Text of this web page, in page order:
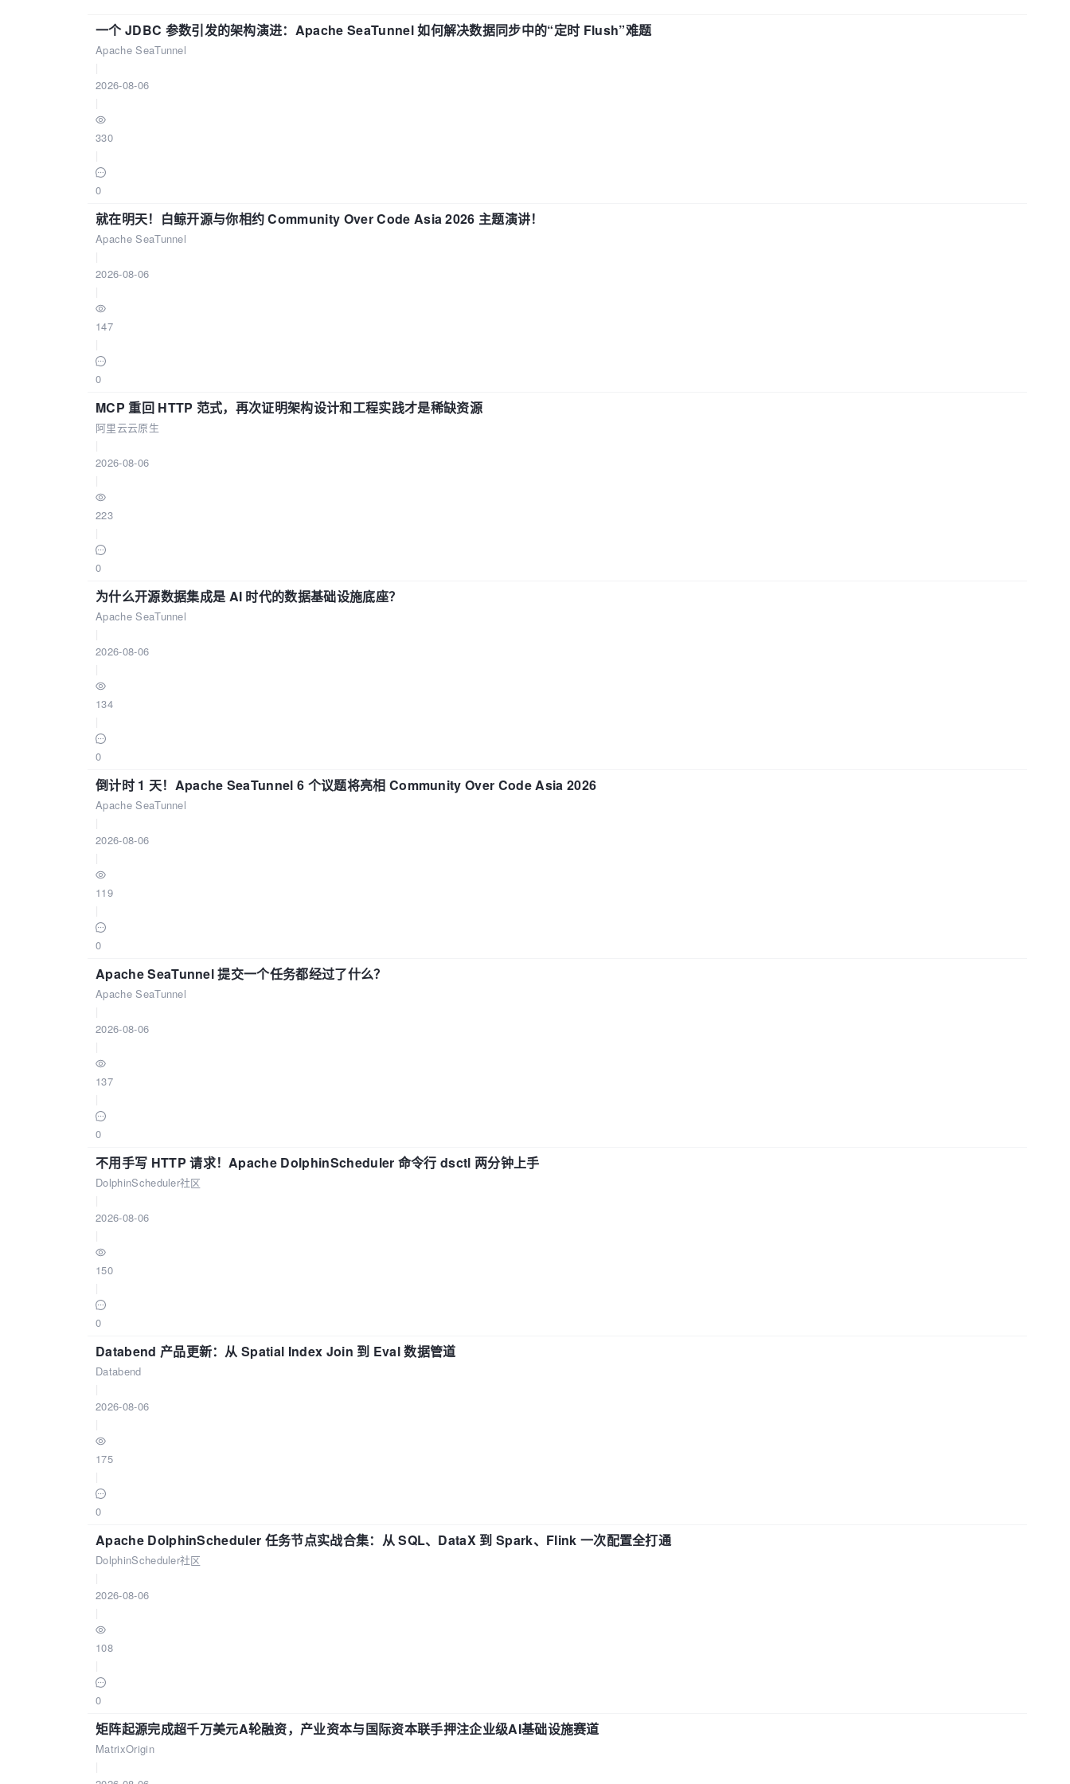
一个 JDBC 参数引发的架构演进：Apache SeaTunnel 如何解决数据同步中的“定时 Flush”难题
Apache SeaTunnel
2026-08-06
330
0
就在明天！白鲸开源与你相约 Community Over Code Asia 2026 主题演讲！
Apache SeaTunnel
2026-08-06
147
0
MCP 重回 HTTP 范式，再次证明架构设计和工程实践才是稀缺资源
阿里云云原生
2026-08-06
223
0
为什么开源数据集成是 AI 时代的数据基础设施底座？
Apache SeaTunnel
2026-08-06
134
0
倒计时 1 天！Apache SeaTunnel 6 个议题将亮相 Community Over Code Asia 2026
Apache SeaTunnel
2026-08-06
119
0
Apache SeaTunnel 提交一个任务都经过了什么？
Apache SeaTunnel
2026-08-06
137
0
不用手写 HTTP 请求！Apache DolphinScheduler 命令行 dsctl 两分钟上手
DolphinScheduler社区
2026-08-06
150
0
Databend 产品更新：从 Spatial Index Join 到 Eval 数据管道
Databend
2026-08-06
175
0
Apache DolphinScheduler 任务节点实战合集：从 SQL、DataX 到 Spark、Flink 一次配置全打通
DolphinScheduler社区
2026-08-06
108
0
矩阵起源完成超千万美元A轮融资，产业资本与国际资本联手押注企业级AI基础设施赛道
MatrixOrigin